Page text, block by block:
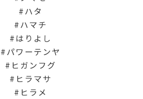
ハタ
ハマチ
はりよし
パワーテンヤ
ヒガンフグ
ヒラマサ
ヒラメ